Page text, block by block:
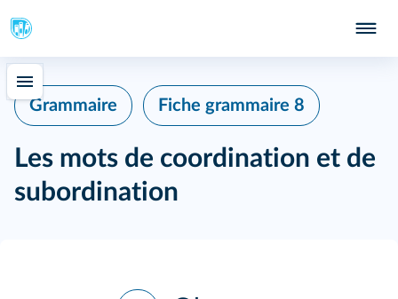
Grammaire Fiche grammaire 8
Les mots de coordination et de
subordination